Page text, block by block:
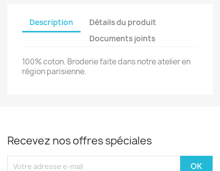
Description
Détails du produit
Documents joints
100% coton. Broderie faite dans notre atelier en
région parisienne.
Recevez nos offres spéciales